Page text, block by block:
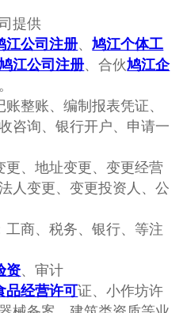
提供
江公司注册、鸠江个体工
江公司注册、合伙鸠江企
账整账、编制报表凭证、
咨询、银行开户、申请一
更、地址变更、变更经营
人变更、变更投资人、公
工商、税务、银行、等注
资、审计
品经营许可证、小作坊许